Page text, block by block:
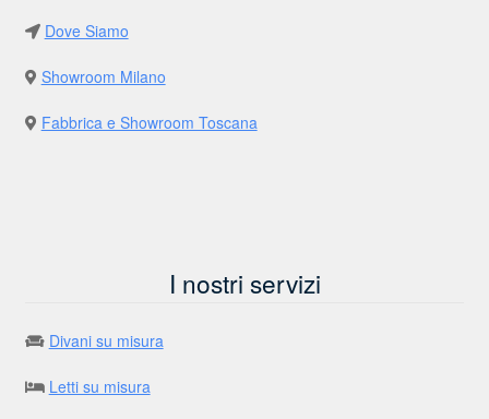
Dove Siamo
Showroom Milano
Fabbrica e Showroom Toscana
I nostri servizi
Divani su misura
Letti su misura